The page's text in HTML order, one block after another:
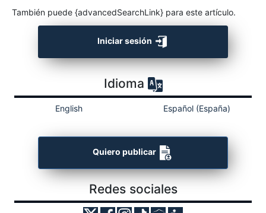
También puede {advancedSearchLink} para este artículo.
Iniciar sesión
Idioma
English Español (España)
Quiero publicar
Redes sociales